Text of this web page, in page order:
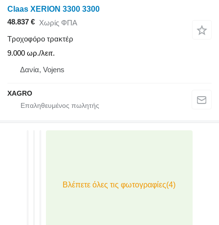
Claas XERION 3300 3300
48.837 € Χωρίς ΦΠΑ
Τροχοφόρο τρακτέρ
9.000 ωρ./λειτ.
Δανία, Vojens
XAGRO